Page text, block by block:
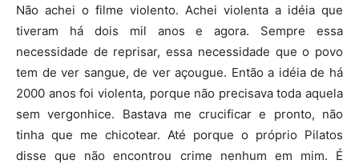
Não achei o filme violento. Achei violenta a idéia que
tiveram há dois mil anos e agora. Sempre essa
necessidade de reprisar, essa necessidade que o povo
tem de ver sangue, de ver açougue. Então a idéia de há
2000 anos foi violenta, porque não precisava toda aquela
sem vergonhice. Bastava me crucificar e pronto, não
tinha que me chicotear. Até porque o próprio Pilatos
disse que não encontrou crime nenhum em mim. É